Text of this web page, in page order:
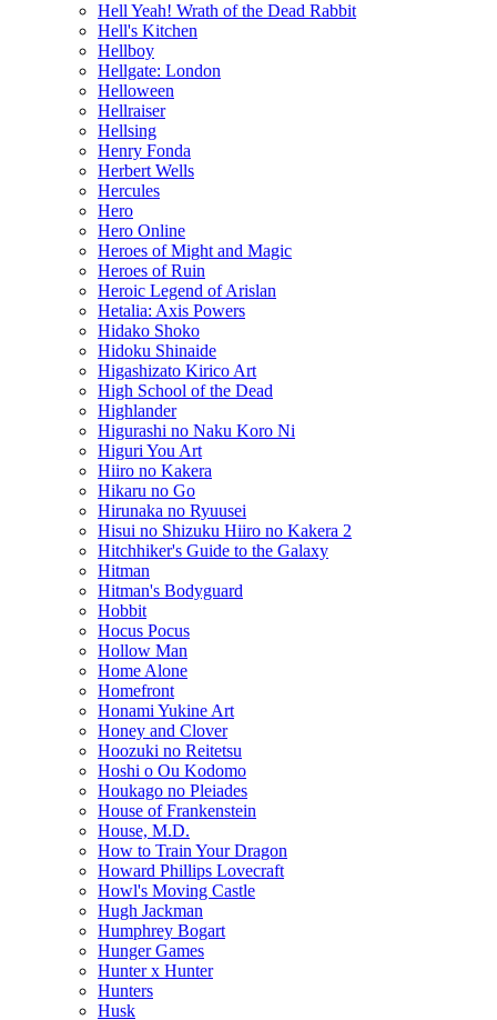
Hell Yeah! Wrath of the Dead Rabbit
Hell's Kitchen
Hellboy
Hellgate: London
Helloween
Hellraiser
Hellsing
Henry Fonda
Herbert Wells
Hercules
Hero
Hero Online
Heroes of Might and Magic
Heroes of Ruin
Heroic Legend of Arislan
Hetalia: Axis Powers
Hidako Shoko
Hidoku Shinaide
Higashizato Kirico Art
High School of the Dead
Highlander
Higurashi no Naku Koro Ni
Higuri You Art
Hiiro no Kakera
Hikaru no Go
Hirunaka no Ryuusei
Hisui no Shizuku Hiiro no Kakera 2
Hitchhiker's Guide to the Galaxy
Hitman
Hitman's Bodyguard
Hobbit
Hocus Pocus
Hollow Man
Home Alone
Homefront
Honami Yukine Art
Honey and Clover
Hoozuki no Reitetsu
Hoshi o Ou Kodomo
Houkago no Pleiades
House of Frankenstein
House, M.D.
How to Train Your Dragon
Howard Phillips Lovecraft
Howl's Moving Castle
Hugh Jackman
Humphrey Bogart
Hunger Games
Hunter x Hunter
Hunters
Husk